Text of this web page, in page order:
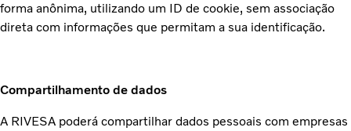
forma anônima, utilizando um ID de cookie, sem associação
direta com informações que permitam a sua identificação.
Compartilhamento de dados
A RIVESA poderá compartilhar dados pessoais com empresas